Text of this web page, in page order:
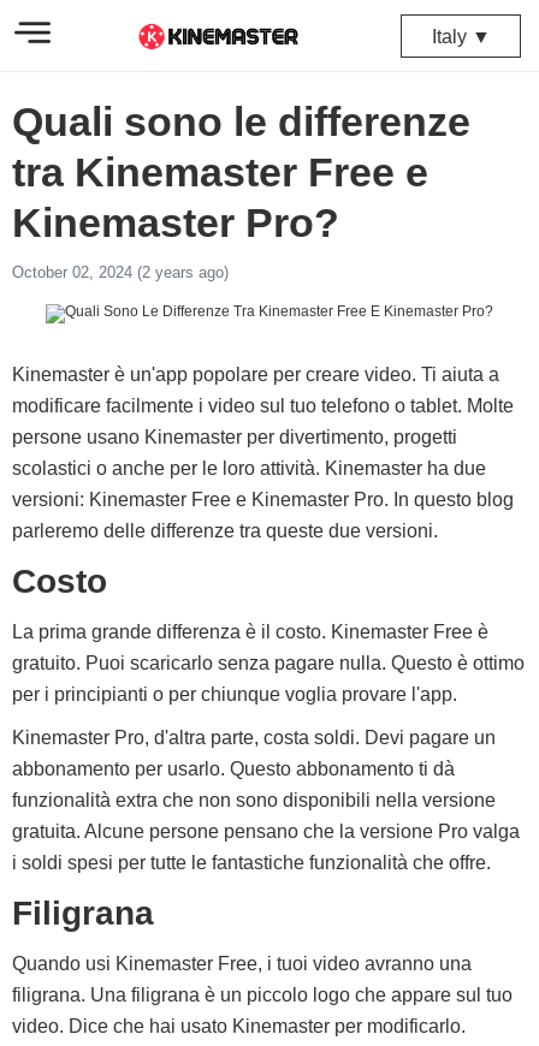
Italy ▼
Quali sono le differenze
tra Kinemaster Free e
Kinemaster Pro?
October 02, 2024 (2 years ago)
Kinemaster è un'app popolare per creare video. Ti aiuta a
modificare facilmente i video sul tuo telefono o tablet. Molte
persone usano Kinemaster per divertimento, progetti
scolastici o anche per le loro attività. Kinemaster ha due
versioni: Kinemaster Free e Kinemaster Pro. In questo blog
parleremo delle differenze tra queste due versioni.
Costo
La prima grande differenza è il costo. Kinemaster Free è
gratuito. Puoi scaricarlo senza pagare nulla. Questo è ottimo
per i principianti o per chiunque voglia provare l'app.
Kinemaster Pro, d'altra parte, costa soldi. Devi pagare un
abbonamento per usarlo. Questo abbonamento ti dà
funzionalità extra che non sono disponibili nella versione
gratuita. Alcune persone pensano che la versione Pro valga
i soldi spesi per tutte le fantastiche funzionalità che offre.
Filigrana
Quando usi Kinemaster Free, i tuoi video avranno una
filigrana. Una filigrana è un piccolo logo che appare sul tuo
video. Dice che hai usato Kinemaster per modificarlo.